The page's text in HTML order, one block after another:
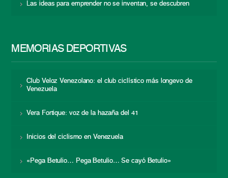
Las ideas para emprender no se inventan, se descubren
MEMORIAS DEPORTIVAS
Club Veloz Venezolano: el club ciclístico más longevo de
Venezuela
Vera Fortique: voz de la hazaña del 41
Inicios del ciclismo en Venezuela
«Pega Betulio… Pega Betulio… Se cayó Betulio»